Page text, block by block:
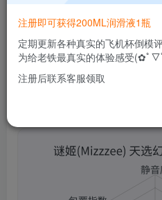
B哥情报局-产品指南针
2个月前更新
谜姬(Mizzzee) 天选
注册即可获得200ML润滑液1瓶
定期更新各种真实的飞机杯倒模
为给老铁最真实的体验感受(✿ﾟ▽
注册后联系客服领取